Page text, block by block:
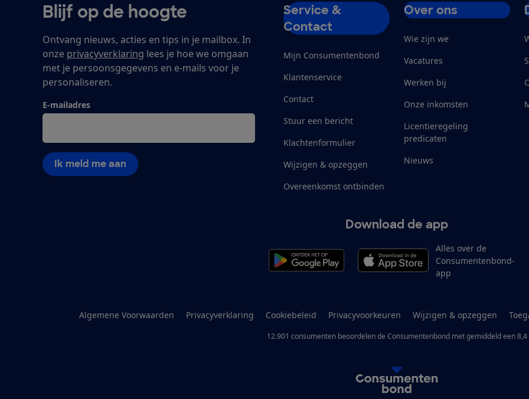
Blijf op de hoogte
Ontvang nieuws, acties en tips in je mailbox. In
onze privacyverklaring lees je hoe we omgaan
met je persoonsgegevens en e-mails voor je
personaliseren.
E-mailadres
Ik meld me aan
Service &
Contact
Mijn Consumentenbond
Klantenservice
Contact
Stuur een bericht
Klachtenformulier
Wijzigen & opzeggen
Overeenkomst ontbinden
Over ons
Wie zijn we
Vacatures
Werken bij
Onze inkomsten
Licentieregeling
predicaten
Nieuws
Download de app
Alles over de
Consumentenbond-
app
Algemene Voorwaarden Privacyverklaring Cookiebeleid Privacyvoorkeuren Wijzigen & opzeggen
12.901 consumenten beoordelen de Consumentenbondmet gemiddeld een 8,4